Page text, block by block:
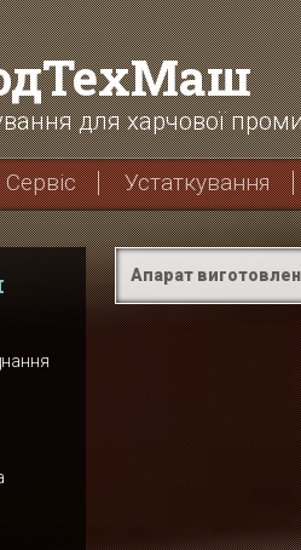
для харчової
Сервіс Устаткування
Апарат